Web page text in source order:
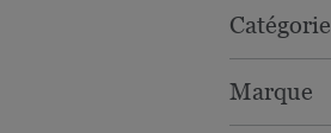
Catégorie
Marque